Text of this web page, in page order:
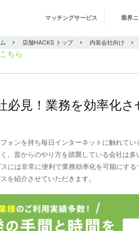
マッチングサービス 業界
店舗HACKS トップ 内装会社向け
ちら
必見！業務を効率化
ォンを持ち毎日インターネットに触れて
、昔からのやり方を踏襲している会社は
には非常に便利で業務効率化を可能にす
を紹介させていただきます。